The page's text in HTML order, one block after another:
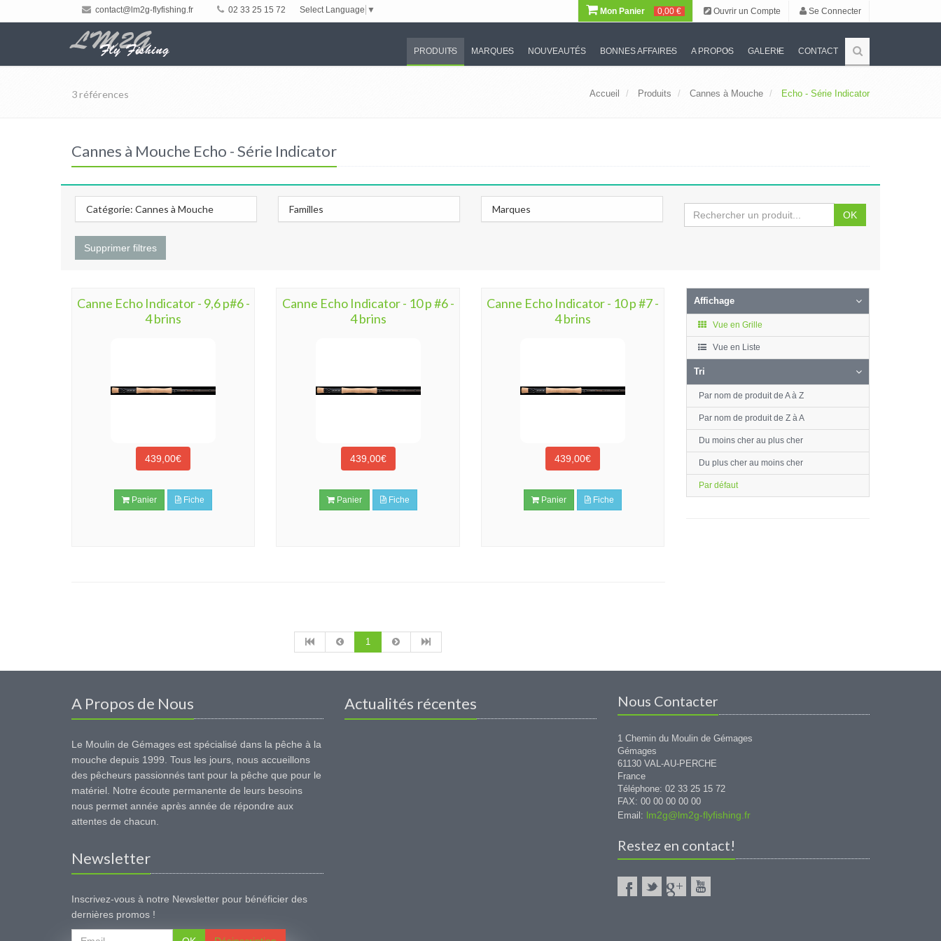
contact@lm2g-flyfishing.fr 02 33 25 15 72 Select Language ▼ Mon Panier 0,00 € Ouvrir un Compte Se Connecter
PRODUITS MARQUES NOUVEAUTÉS BONNES AFFAIRES A PROPOS GALERIE CONTACT
3 références Accueil Produits Cannes à Mouche Echo - Série Indicator
Cannes à Mouche Echo - Série Indicator
Catégorie: Cannes à Mouche Familles Marques
Supprimer filtres
OK
Canne Echo Indicator - 9,6 p#6 -
4 brins
439,00€
Panier Fiche
Canne Echo Indicator - 10 p #6 -
4 brins
439,00€
Panier Fiche
Canne Echo Indicator - 10 p #7 -
4 brins
439,00€
Panier Fiche
1
Affichage
Vue en Grille
Vue en Liste
Tri
Par nom de produit de A à Z
Par nom de produit de Z à A
Du moins cher au plus cher
Du plus cher au moins cher
Par défaut
A Propos de Nous
Le Moulin de Gémages est spécialisé dans la pêche à la
mouche depuis 1999. Tous les jours, nous accueillons
des pêcheurs passionnés tant pour la pêche que pour le
matériel. Notre écoute permanente de leurs besoins
nous permet année après année de répondre aux
attentes de chacun.
Newsletter
Inscrivez-vous à notre Newsletter pour bénéficier des
dernières promos !
Actualités récentes Nous Contacter
1 Chemin du Moulin de Gémages
Gémages
61130 VAL-AU-PERCHE
France
Téléphone: 02 33 25 15 72
FAX: 00 00 00 00 00
Email: lm2g@lm2g-flyfishing.fr
Restez en contact!